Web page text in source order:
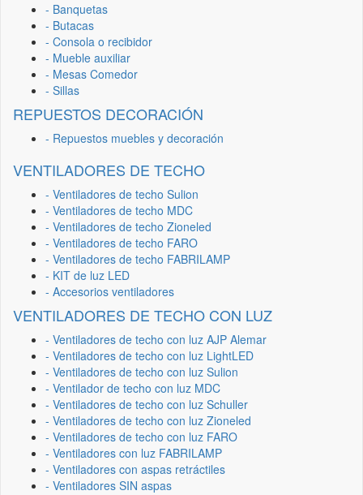
- Banquetas
- Butacas
- Consola o recibidor
- Mueble auxiliar
- Mesas Comedor
- Sillas
REPUESTOS DECORACIÓN
- Repuestos muebles y decoración
VENTILADORES DE TECHO
- Ventiladores de techo Sulion
- Ventiladores de techo MDC
- Ventiladores de techo Zioneled
- Ventiladores de techo FARO
- Ventiladores de techo FABRILAMP
- KIT de luz LED
- Accesorios ventiladores
VENTILADORES DE TECHO CON LUZ
- Ventiladores de techo con luz AJP Alemar
- Ventiladores de techo con luz LightLED
- Ventiladores de techo con luz Sulion
- Ventilador de techo con luz MDC
- Ventiladores de techo con luz Schuller
- Ventiladores de techo con luz Zioneled
- Ventiladores de techo con luz FARO
- Ventiladores con luz FABRILAMP
- Ventiladores con aspas retráctiles
- Ventiladores SIN aspas